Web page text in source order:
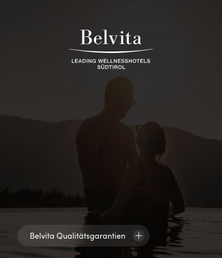
Belvita Qualitätsgarantien